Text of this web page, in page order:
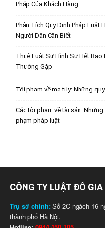
Pháp Của Khách Hàng
Phân Tích Quy Định Pháp Luật
Người Dân Cần Biết
Thuê Luật Sư Hình Sự Hết
Thường Gặp
Tội phạm về ma túy: Những
Các tội phạm về tài sản:
phạm pháp luật
CÔNG TY LUẬT ĐỖ GIA
Trụ sở chính: Số 2C ngách 16
thành phố Hà Nội.